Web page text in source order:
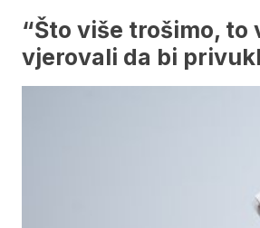
“Što više trošimo,
vjerovali da bi